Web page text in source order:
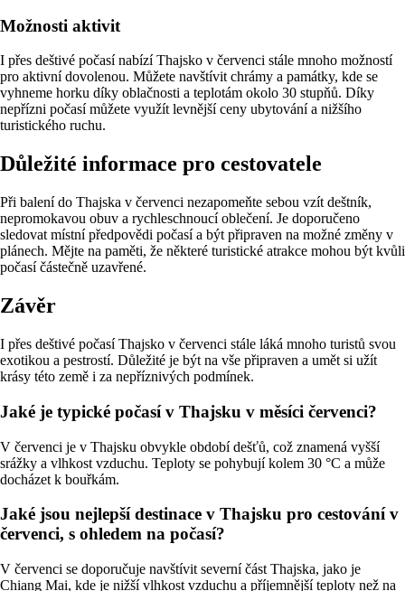
Možnosti aktivit
I přes deštivé počasí nabízí Thajsko v červenci stále mnoho možností
pro aktivní dovolenou. Můžete navštívit chrámy a památky, kde se
vyhneme horku díky oblačnosti a teplotám okolo 30 stupňů. Díky
nepřízni počasí můžete využít levnější ceny ubytování a nižšího
turistického ruchu.
Důležité informace pro cestovatele
Při balení do Thajska v červenci nezapomeňte sebou vzít deštník,
nepromokavou obuv a rychleschnoucí oblečení. Je doporučeno
sledovat místní předpovědi počasí a být připraven na možné změny v
plánech. Mějte na paměti, že některé turistické atrakce mohou být kvůli
počasí částečně uzavřené.
Závěr
I přes deštivé počasí Thajsko v červenci stále láká mnoho turistů svou
exotikou a pestrostí. Důležité je být na vše připraven a umět si užít
krásy této země i za nepříznivých podmínek.
Jaké je typické počasí v Thajsku v měsíci červenci?
V červenci je v Thajsku obvykle období dešťů, což znamená vyšší
srážky a vlhkost vzduchu. Teploty se pohybují kolem 30 °C a může
docházet k bouřkám.
Jaké jsou nejlepší destinace v Thajsku pro cestování v
červenci, s ohledem na počasí?
V červenci se doporučuje navštívit severní část Thajska, jako je
Chiang Mai, kde je nižší vlhkost vzduchu a příjemnější teploty než na